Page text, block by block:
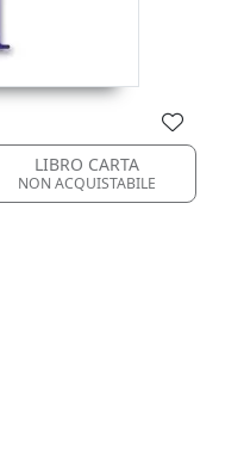
LIBRO CARTA
NON ACQUISTABILE